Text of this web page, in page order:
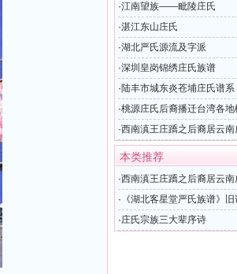
·江南望族——毗陵庄氏
·湛江东山庄氏
·湖北严氏源流及字派
·深圳皇岗锦绣庄氏族谱
·陆丰市城东炎苍埔庄氏谱系
·桃源庄氏后裔播迁台湾各地
·西南滇王庄蹻之后裔居云南
本类推荐
·西南滇王庄蹻之后裔居云南
· 《湖北客星堂严氏族谱》
·庄氏宗族三大辈序诗